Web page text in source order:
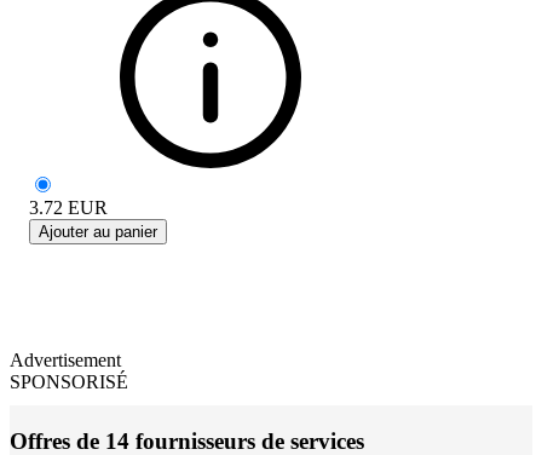
3.72 EUR
Ajouter au panier
Advertisement
SPONSORISÉ
Offres de 14 fournisseurs de services